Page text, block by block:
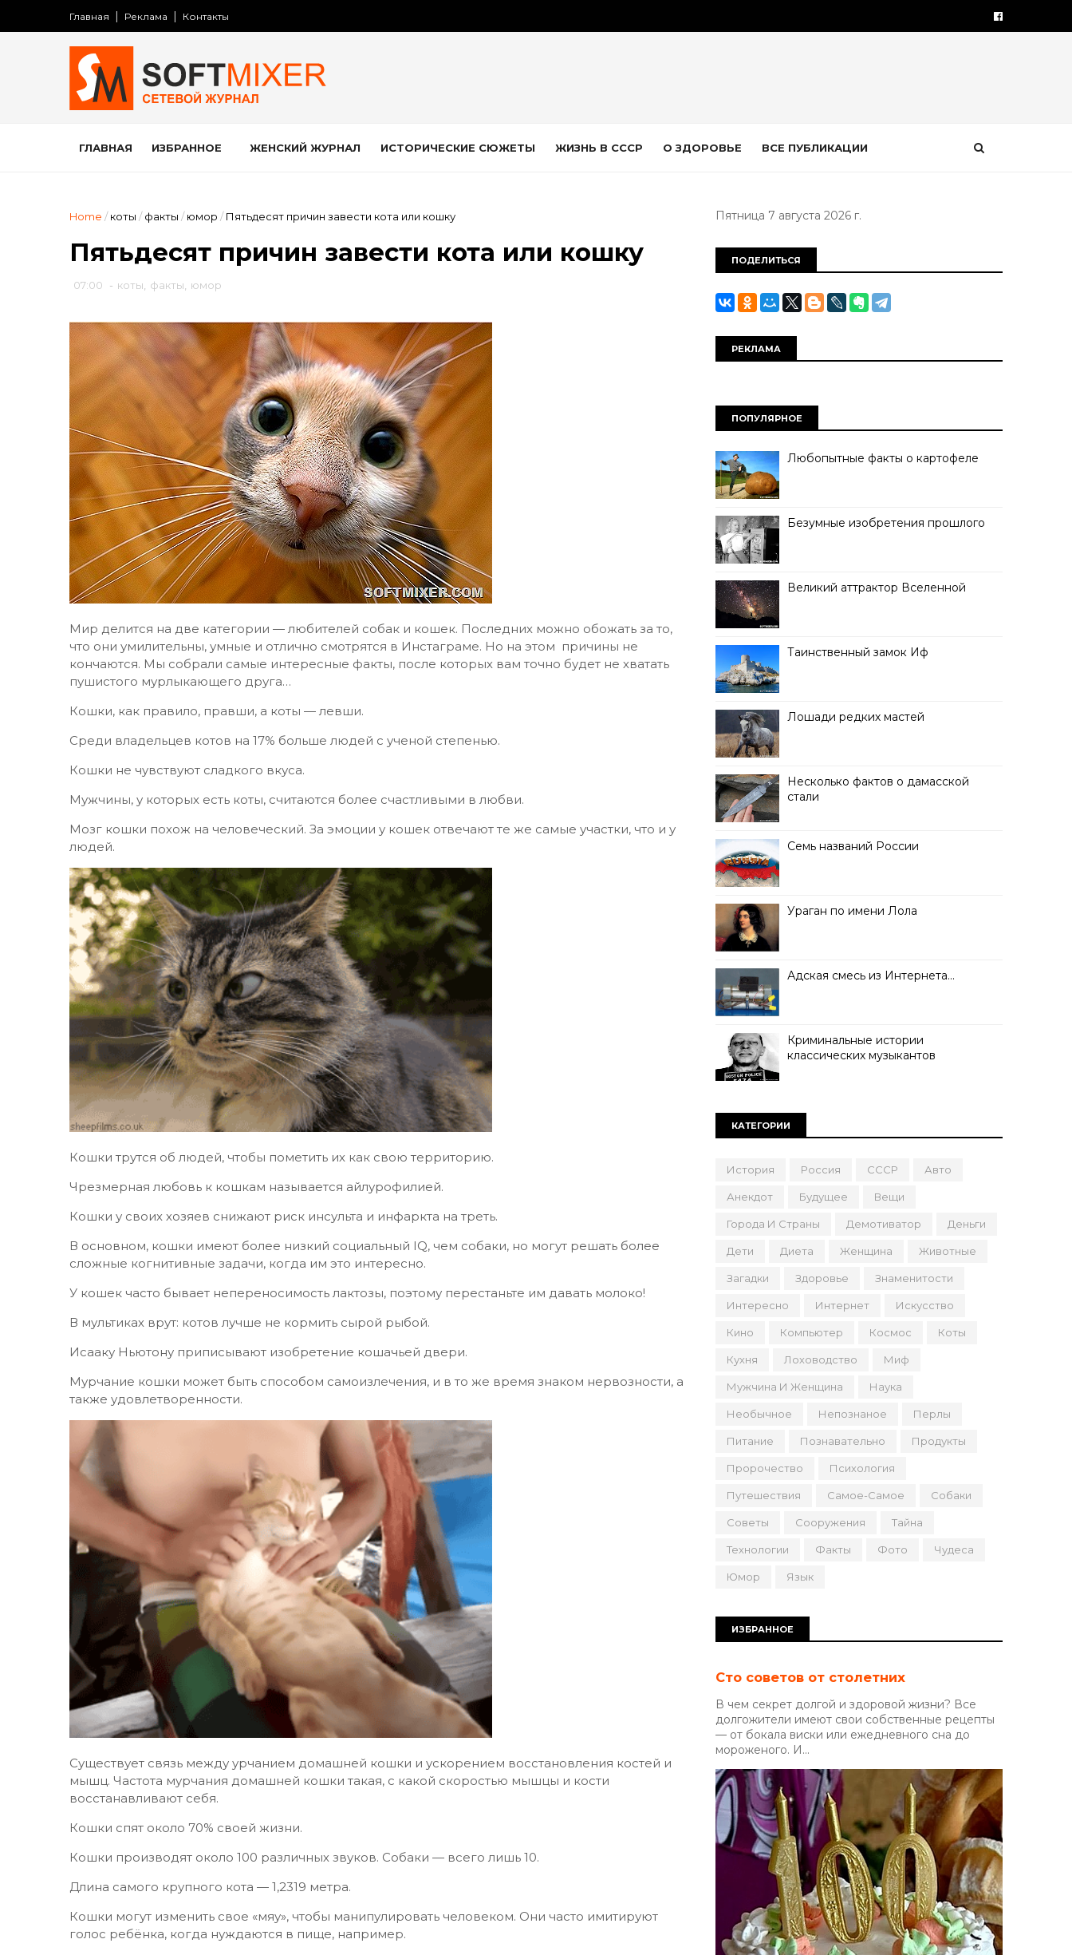
Главная Реклама Контакты
ГЛАВНАЯ ИЗБРАННОЕ ЖЕНСКИЙ ЖУРНАЛ ИСТОРИЧЕСКИЕ СЮЖЕТЫ ЖИЗНЬ В СССР О ЗДОРОВЬЕ ВСЕ ПУБЛИКАЦИИ
Home / коты / факты / юмор / Пятьдесят причин завести кота или кошку
Пятьдесят причин завести кота или кошку
07:00 - коты факты юмор
Мир делится на две категории — любителей собак и кошек. Последних можно обожать за то,
что они умилительны, умные и отлично смотрятся в Инстаграме. Но на этом причины не
кончаются. Мы собрали самые интересные факты, после которых вам точно будет не хватать
пушистого мурлыкающего друга…
Кошки, как правило, правши, а коты — левши.
Среди владельцев котов на 17% больше людей с ученой степенью.
Кошки не чувствуют сладкого вкуса.
Мужчины, у которых есть коты, считаются более счастливыми в любви.
Мозг кошки похож на человеческий. За эмоции у кошек отвечают те же самые участки, что и у
людей.
Кошки трутся об людей, чтобы пометить их как свою территорию.
Чрезмерная любовь к кошкам называется айлурофилией.
Кошки у своих хозяев снижают риск инсульта и инфаркта на треть.
В основном, кошки имеют более низкий социальный IQ, чем собаки, но могут решать более
сложные когнитивные задачи, когда им это интересно.
У кошек часто бывает непереносимость лактозы, поэтому перестаньте им давать молоко!
В мультиках врут: котов лучше не кормить сырой рыбой.
Исааку Ньютону приписывают изобретение кошачьей двери.
Мурчание кошки может быть способом самоизлечения, и в то же время знаком нервозности, а
также удовлетворенности.
Существует связь между урчанием домашней кошки и ускорением восстановления костей и
мышц. Частота мурчания домашней кошки такая, с какой скоростью мышцы и кости
восстанавливают себя.
Кошки спят около 70% своей жизни.
Кошки производят около 100 различных звуков. Собаки — всего лишь 10.
Длина самого крупного кота — 1,2319 метра.
Кошки могут изменить свое «мяу», чтобы манипулировать человеком. Они часто имитируют
голос ребёнка, когда нуждаются в пище, например.
Пятница 7 августа 2026 г.
ПОДЕЛИТЬСЯ
РЕКЛАМА
ПОПУЛЯРНОЕ
Любопытные факты о картофеле
Безумные изобретения прошлого
Великий аттрактор Вселенной
Таинственный замок Иф
Лошади редких мастей
Несколько фактов о дамасской
стали
Семь названий России
Ураган по имени Лола
Адская смесь из Интернета…
Криминальные истории
классических музыкантов
КАТЕГОРИИ
История Россия СССР Авто
Анекдот Будущее Вещи
Города И Страны Демотиватор Деньги
Дети Диета Женщина Животные
Загадки Здоровье Знаменитости
Интересно Интернет Искусство
Кино Компьютер Космос Коты
Кухня Лоховодство Миф
Мужчина И Женщина Наука
Необычное Непознаное Перлы
Питание Познавательно Продукты
Пророчество Психология
Путешествия Самое-Самое Собаки
Советы Сооружения Тайна
Технологии Факты Фото Чудеса
Юмор Язык
ИЗБРАННОЕ
Сто советов от столетних
В чем секрет долгой и здоровой жизни? Все
долгожители имеют свои собственные рецепты
— от бокала виски или ежедневного сна до
мороженого. И...